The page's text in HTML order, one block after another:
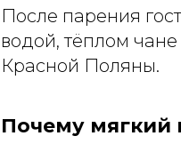
После парения
водой, тёплом
Красной Поляны.
Почему мягкий